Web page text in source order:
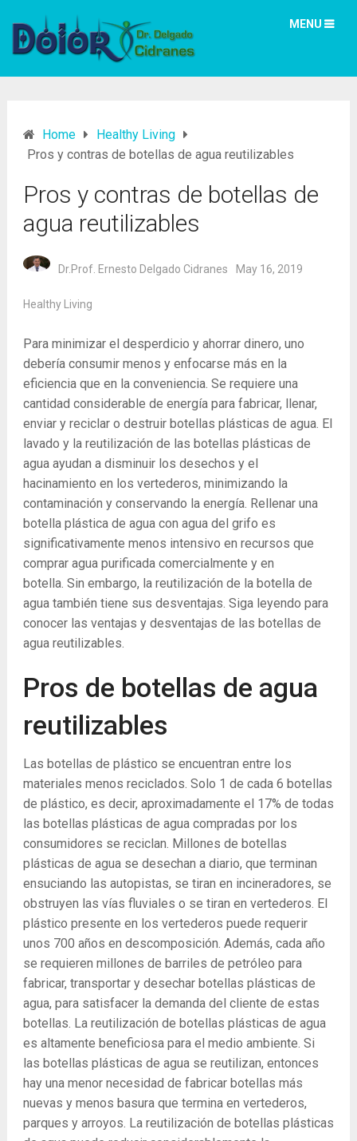
MENU
Home
Healthy Living
Pros y contras de botellas de agua reutilizables
Pros y contras de botellas de
agua reutilizables
Dr.Prof. Ernesto Delgado Cidranes May 16, 2019
Healthy Living
Para minimizar el desperdicio y ahorrar dinero, uno
debería consumir menos y enfocarse más en la
eficiencia que en la conveniencia. Se requiere una
cantidad considerable de energía para fabricar, llenar,
enviar y reciclar o destruir botellas plásticas de agua. El
lavado y la reutilización de las botellas plásticas de
agua ayudan a disminuir los desechos y el
hacinamiento en los vertederos, minimizando la
contaminación y conservando la energía. Rellenar una
botella plástica de agua con agua del grifo es
significativamente menos intensivo en recursos que
comprar agua purificada comercialmente y en
botella. Sin embargo, la reutilización de la botella de
agua también tiene sus desventajas. Siga leyendo para
conocer las ventajas y desventajas de las botellas de
agua reutilizables.
Pros de botellas de agua
reutilizables
Las botellas de plástico se encuentran entre los
materiales menos reciclados. Solo 1 de cada 6 botellas
de plástico, es decir, aproximadamente el 17% de todas
las botellas plásticas de agua compradas por los
consumidores se reciclan. Millones de botellas
plásticas de agua se desechan a diario, que terminan
ensuciando las autopistas, se tiran en incineradores, se
obstruyen las vías fluviales o se tiran en vertederos. El
plástico presente en los vertederos puede requerir
unos 700 años en descomposición. Además, cada año
se requieren millones de barriles de petróleo para
fabricar, transportar y desechar botellas plásticas de
agua, para satisfacer la demanda del cliente de estas
botellas. La reutilización de botellas plásticas de agua
es altamente beneficiosa para el medio ambiente. Si
las botellas plásticas de agua se reutilizan, entonces
hay una menor necesidad de fabricar botellas más
nuevas y menos basura que termina en vertederos,
parques y arroyos. La reutilización de botellas plásticas